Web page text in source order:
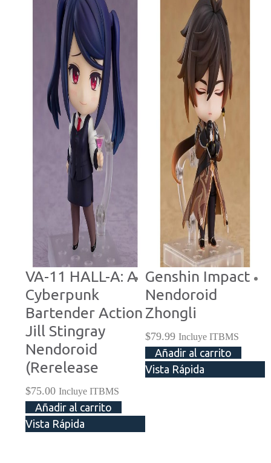
VA-11 HALL-A: A
Cyberpunk
Bartender Action
Jill Stingray
Nendoroid
(Rerelease
$75.00 Incluye ITBMS
Añadir al carrito
Vista Rápida
Genshin Impact
Nendoroid
Zhongli
$79.99 Incluye ITBMS
Añadir al carrito
Vista Rápida